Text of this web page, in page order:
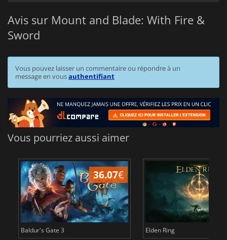
Avis sur Mount and Blade: With Fire &
Sword
Vous pouvez laisser un commentaire ou répondre à un
message en vousauthentifiant
Vous pourriez aussi aimer
36.07€
Baldur's Gate 3 Elden Ring